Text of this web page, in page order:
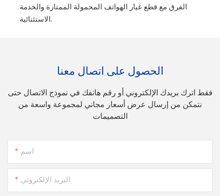
الفرق مع قطع غيار الهواتف المحمولة الممتازة والخدمة
الاستثنائية.
الحصول على اتصال معنا
فقط اترك بريدك الإلكتروني أو رقم هاتفك في نموذج الاتصال حتى
نتمكن من إرسال عرض أسعار مجاني لمجموعة واسعة من
التصميمات
اسم
البريد الإلكتروني